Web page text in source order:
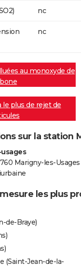
nc
nc
au monoxyde de
le plus de rejet de
sur la station
Marigny-les-Usages
les plus
de-Braye)
(Saint-Jean-de-la-